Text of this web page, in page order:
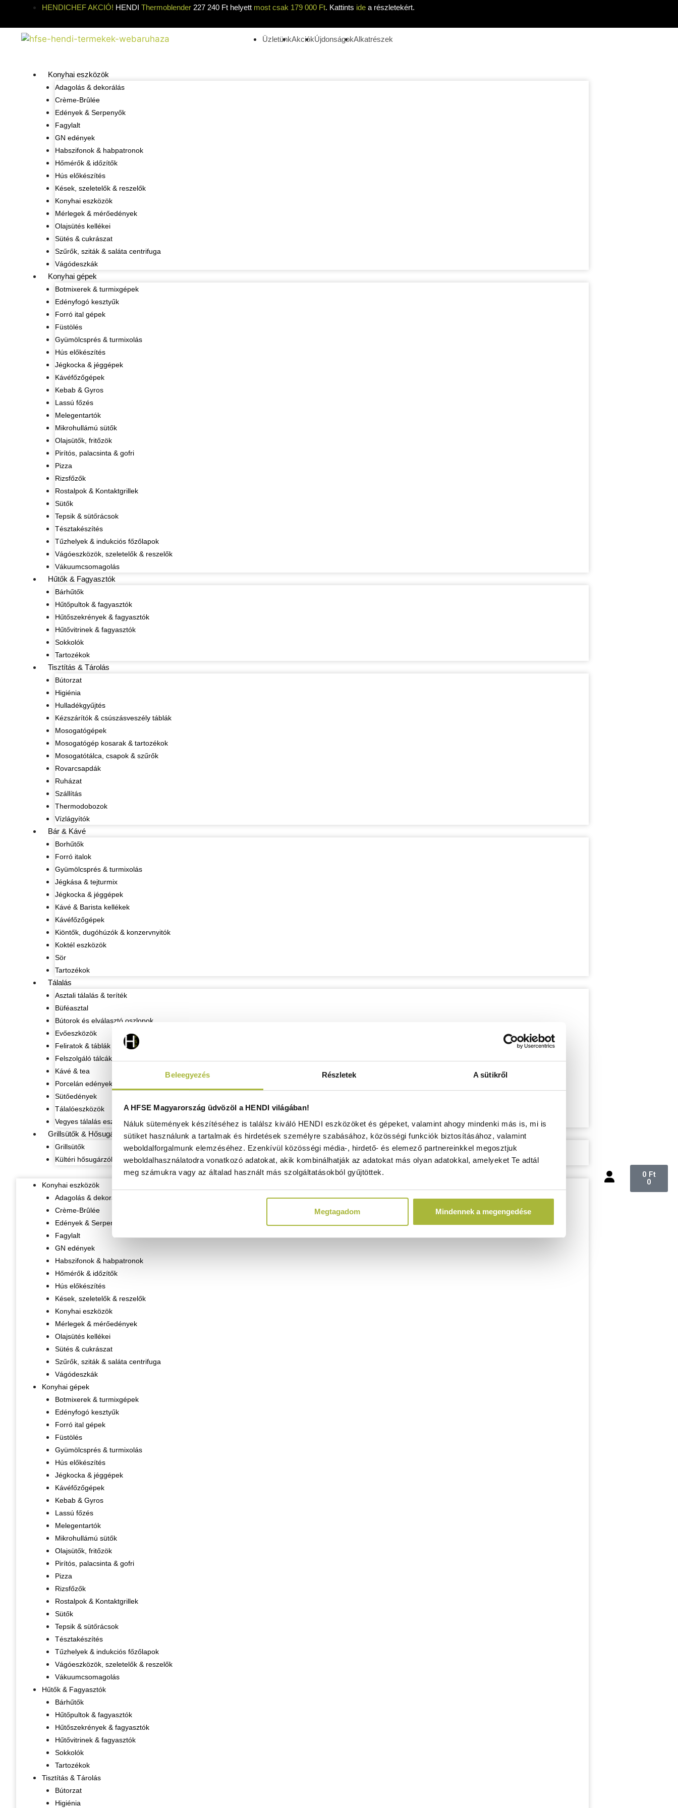
Beleegyezés Részletek A sütikről
A HFSE Magyarország üdvözöl a HENDI világában!
Náluk sütemények készítéséhez is találsz kiváló HENDI eszközöket és gépeket, valamint ahogy mindenki más is, mi is
sütiket használunk a tartalmak és hirdetések személyre szabásához, közösségi funkciók biztosításához, valamint
weboldalforgalmunk elemzéséhez. Ezenkívül közösségi média-, hirdető- és elemező partnereinkkel megosztjuk
weboldalhasználatodra vonatkozó adatokat, akik kombinálhatják az adatokat más olyan adatokkal, amelyeket Te adtál
meg számukra vagy az általad használt más szolgáltatásokból gyűjtöttek.
Megtagadom Mindennek a megengedése
HENDICHEF AKCIÓ! HENDI Thermoblender 227 240 Ft helyett most csak 179 000 Ft. Kattints ide a részletekért.
ÜzletünkAkciókÚjdonságokAlkatrészek
Konyhai eszközök
Adagolás & dekorálás
Crème-Brûlée
Edények & Serpenyők
Fagylalt
GN edények
Habszifonok & habpatronok
Hőmérők & időzítők
Hús előkészítés
Kések, szeletelők & reszelők
Konyhai eszközök
Mérlegek & mérőedények
Olajsütés kellékei
Sütés & cukrászat
Szűrők, sziták & saláta centrifuga
Vágódeszkák
Konyhai gépek
Botmixerek & turmixgépek
Edényfogó kesztyűk
Forró ital gépek
Füstölés
Gyümölcsprés & turmixolás
Hús előkészítés
Jégkocka & jéggépek
Kávéfőzőgépek
Kebab & Gyros
Lassú főzés
Melegentartók
Mikrohullámú sütők
Olajsütők, fritőzök
Pirítós, palacsinta & gofri
Pizza
Rizsfőzők
Rostalpok & Kontaktgrillek
Sütők
Tepsik & sütőrácsok
Tésztakészítés
Tűzhelyek & indukciós főzőlapok
Vágóeszközök, szeletelők & reszelők
Vákuumcsomagolás
Hűtők & Fagyasztók
Bárhűtők
Hűtőpultok & fagyasztók
Hűtőszekrények & fagyasztók
Hűtővitrinek & fagyasztók
Sokkolók
Tartozékok
Tisztítás & Tárolás
Bútorzat
Higiénia
Hulladékgyűjtés
Kézszárítók & csúszásveszély táblák
Mosogatógépek
Mosogatógép kosarak & tartozékok
Mosogatótálca, csapok & szűrők
Rovarcsapdák
Ruházat
Szállítás
Thermodobozok
Vízlágyítók
Bár & Kávé
Borhűtők
Forró italok
Gyümölcsprés & turmixolás
Jégkása & tejturmix
Jégkocka & jéggépek
Kávé & Barista kellékek
Kávéfőzőgépek
Kiöntők, dugóhúzók & konzervnyitók
Koktél eszközök
Sör
Tartozékok
Tálalás
Asztali tálalás & teríték
Büféasztal
Bútorok és elválasztó oszlopok
Evőeszközök
Feliratok & táblák
Felszolgáló tálcák
Kávé & tea
Porcelán edények
Sütőedények
Tálalóeszközök
Vegyes tálalás eszközök
Grillsütők & Hősugárzók
Grillsütők
Kültéri hősugárzók
Konyhai eszközök
Adagolás & dekorálás
Crème-Brûlée
Edények & Serpenyők
Fagylalt
GN edények
Habszifonok & habpatronok
Hőmérők & időzítők
Hús előkészítés
Kések, szeletelők & reszelők
Konyhai eszközök
Mérlegek & mérőedények
Olajsütés kellékei
Sütés & cukrászat
Szűrők, sziták & saláta centrifuga
Vágódeszkák
Konyhai gépek
Botmixerek & turmixgépek
Edényfogó kesztyűk
Forró ital gépek
Füstölés
Gyümölcsprés & turmixolás
Hús előkészítés
Jégkocka & jéggépek
Kávéfőzőgépek
Kebab & Gyros
Lassú főzés
Melegentartók
Mikrohullámú sütők
Olajsütők, fritőzök
Pirítós, palacsinta & gofri
Pizza
Rizsfőzők
Rostalpok & Kontaktgrillek
Sütők
Tepsik & sütőrácsok
Tésztakészítés
Tűzhelyek & indukciós főzőlapok
Vágóeszközök, szeletelők & reszelők
Vákuumcsomagolás
Hűtők & Fagyasztók
Bárhűtők
Hűtőpultok & fagyasztók
Hűtőszekrények & fagyasztók
Hűtővitrinek & fagyasztók
Sokkolók
Tartozékok
Tisztítás & Tárolás
Bútorzat
Higiénia
0 Ft
0